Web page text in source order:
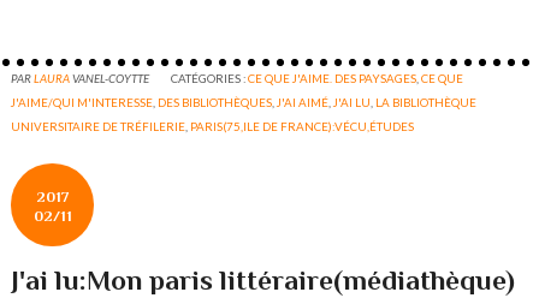
PARLAURAVANEL-COYTTE CATÉGORIES :CE QUE J'AIME. DES PAYSAGES ,CE QUE
J'AIME/QUI M'INTERESSE DES BIBLIOTHÈQUES J'AI AIMÉ J'AI LU LA BIBLIOTHÈQUE
UNIVERSITAIRE DE TRÉFILERIE PARIS(75,ILE DE FRANCE):VÉCU,ÉTUDES
2017
02/11
J'ai lu:Mon paris littéraire(médiathèque)